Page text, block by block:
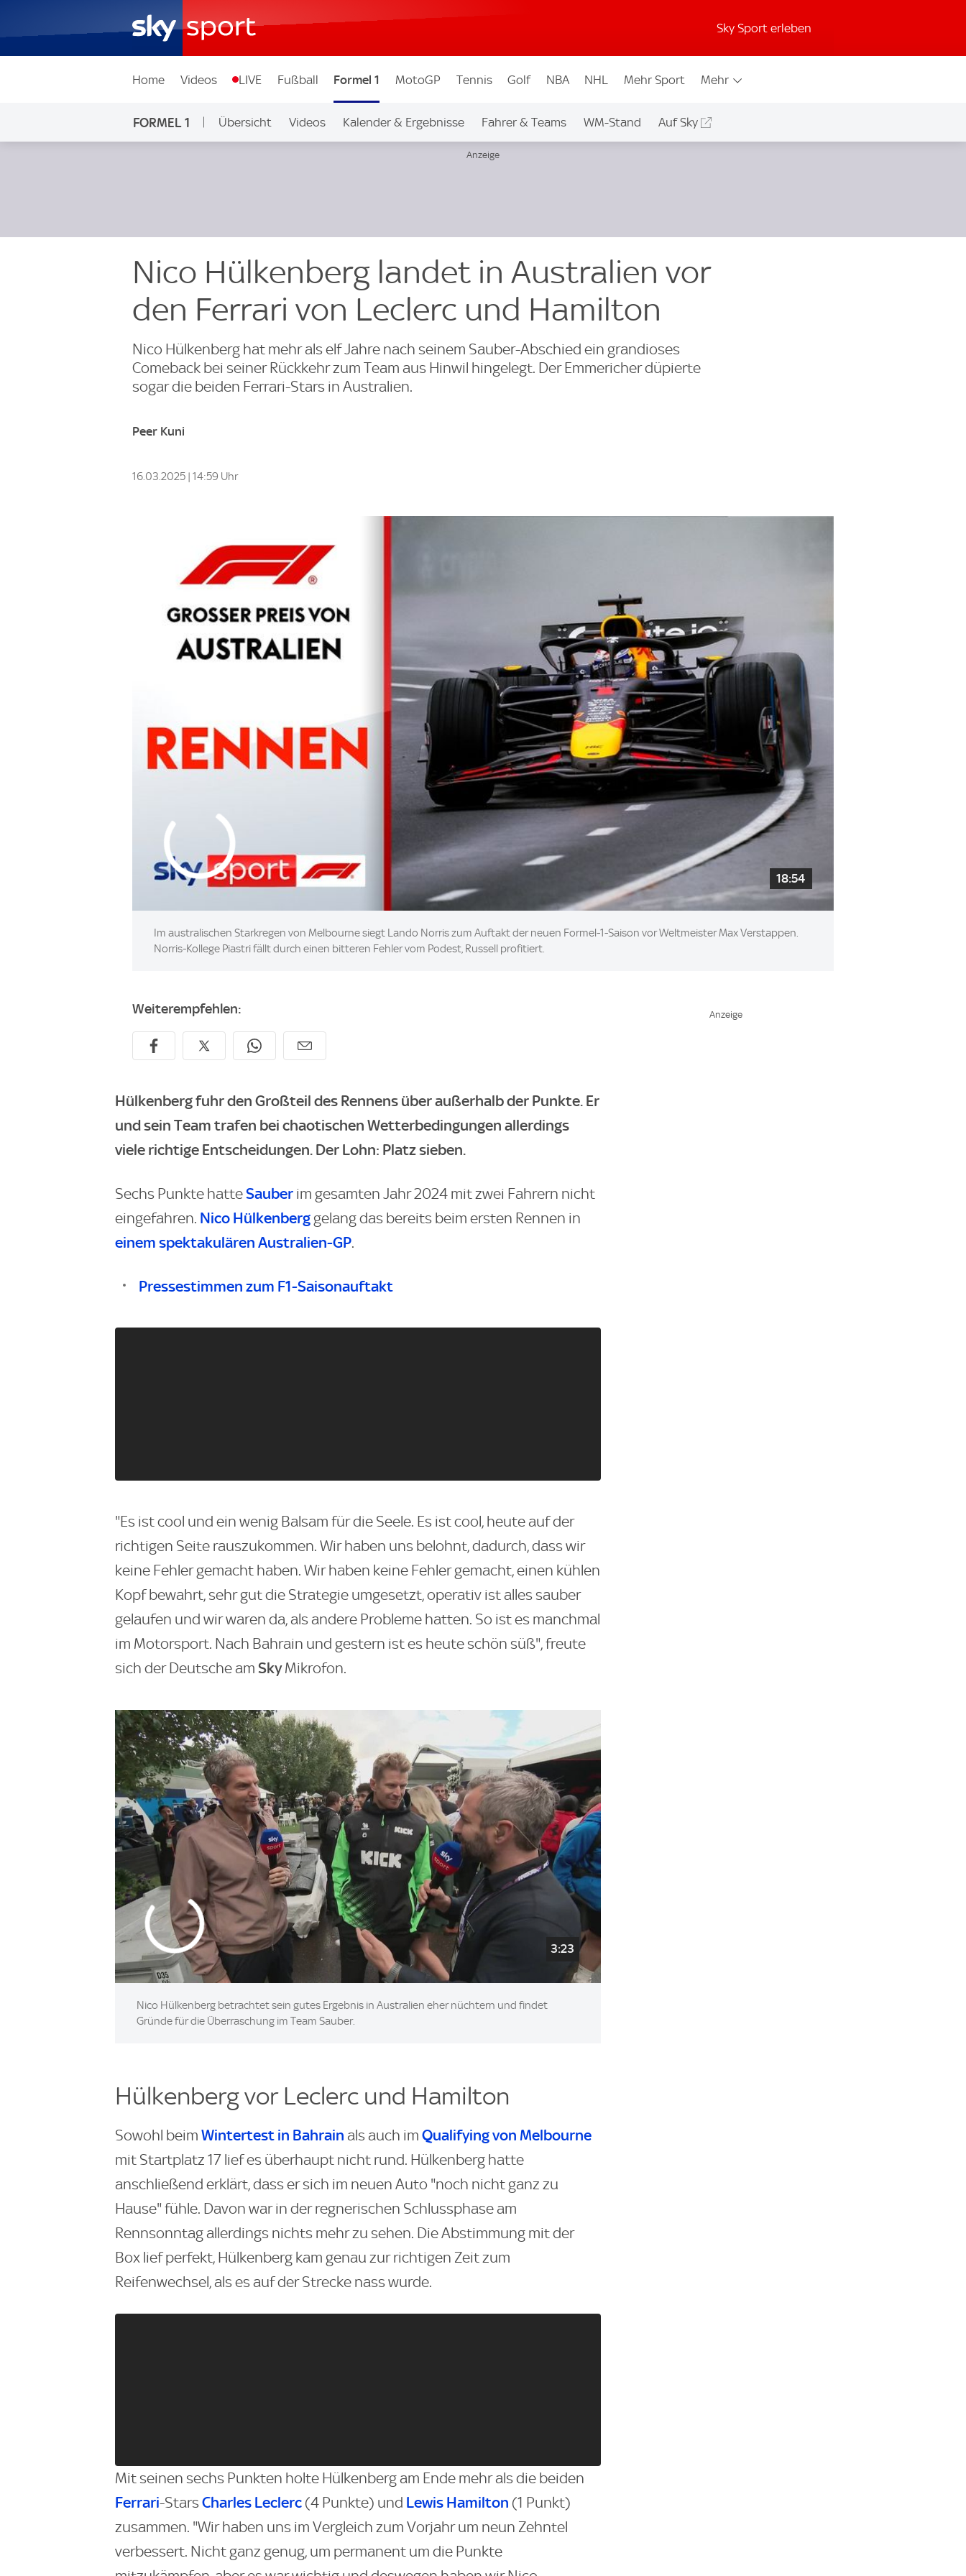
Sky Sport erleben
Home Videos LIVE Fußball Formel 1 MotoGP Tennis Golf NBA NHL Mehr Sport Mehr
FORMEL 1 Übersicht Videos Kalender & Ergebnisse Fahrer & Teams WM-Stand Auf Sky
Nico Hülkenberg landet in Australien vor
den Ferrari von Leclerc und Hamilton
Nico Hülkenberg hat mehr als elf Jahre nach seinem Sauber-Abschied ein grandioses
Comeback bei seiner Rückkehr zum Team aus Hinwil hingelegt. Der Emmericher düpierte
sogar die beiden Ferrari-Stars in Australien.
Peer Kuni
16.03.2025 | 14:59 Uhr
18:54
Im australischen Starkregen von Melbourne siegt Lando Norris zum Auftakt der neuen Formel-1-Saison vor Weltmeister Max Verstappen.
Norris-Kollege Piastri fällt durch einen bitteren Fehler vom Podest, Russell profitiert.
Weiterempfehlen:
Hülkenberg fuhr den Großteil des Rennens über außerhalb der Punkte. Er
und sein Team trafen bei chaotischen Wetterbedingungen allerdings
viele richtige Entscheidungen. Der Lohn: Platz sieben.
Sechs Punkte hatteSauber im gesamten Jahr 2024 mit zwei Fahrern nicht
eingefahren. Nico Hülkenberg gelang das bereits beim ersten Rennen in
einem spektakulären Australien-GP.
Pressestimmen zum F1-Saisonauftakt
"Es ist cool und ein wenig Balsam für die Seele. Es ist cool, heute auf der
richtigen Seite rauszukommen. Wir haben uns belohnt, dadurch, dass wir
keine Fehler gemacht haben. Wir haben keine Fehler gemacht, einen kühlen
Kopf bewahrt, sehr gut die Strategie umgesetzt, operativ ist alles sauber
gelaufen und wir waren da, als andere Probleme hatten. So ist es manchmal
im Motorsport. Nach Bahrain und gestern ist es heute schön süß", freute
sich der Deutsche am SkyMikrofon.
3:23
Nico Hülkenberg betrachtet sein gutes Ergebnis in Australien eher nüchtern und findet
Gründe für die Überraschung im Team Sauber.
Hülkenberg vor Leclerc und Hamilton
Sowohl beim Wintertest in Bahrain als auch im Qualifying von Melbourne
mit Startplatz 17 lief es überhaupt nicht rund. Hülkenberg hatte
anschließend erklärt, dass er sich im neuen Auto "noch nicht ganz zu
Hause" fühle. Davon war in der regnerischen Schlussphase am
Rennsonntag allerdings nichts mehr zu sehen. Die Abstimmung mit der
Box lief perfekt, Hülkenberg kam genau zur richtigen Zeit zum
Reifenwechsel, als es auf der Strecke nass wurde.
Mit seinen sechs Punkten holte Hülkenberg am Ende mehr als die beiden
Ferrari-Stars Charles Leclerc (4 Punkte) und Lewis Hamilton (1 Punkt)
zusammen. "Wir haben uns im Vergleich zum Vorjahr um neun Zehntel
verbessert. Nicht ganz genug, um permanent um die Punkte